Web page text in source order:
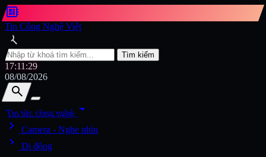
developer_board
Tin Công Nghệ Việt
search
Tìm kiếm
17:11:31
08/08/2026
search
search
Tin tức công nghệarrow_drop_down
chevron_right
Camera - Nghe nhìn
chevron_right Di động